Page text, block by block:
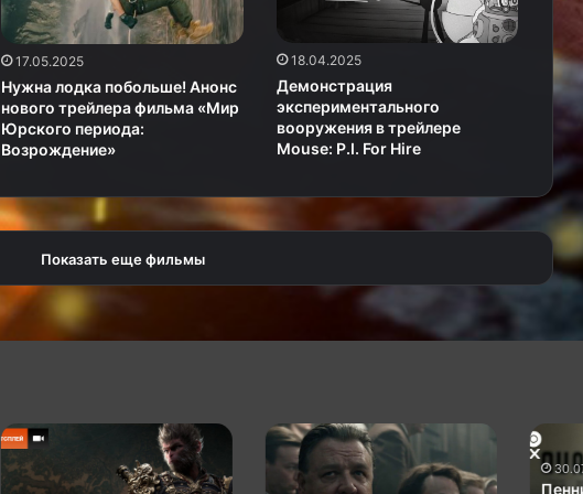
17.05.2025
Нужна лодка побольше! Анонс
нового трейлера фильма «Мир
Юрского периода:
Возрождение»
18.04.2025
Демонстрация
экспериментального
вооружения в трейлере
Mouse: P.I. For Hire
Показать еще фильмы
Нацист
Рассел
Кроу
Пеннивайз
даёт
30.07.2025
Пеннивайз